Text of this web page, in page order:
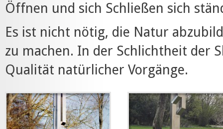
Öffnen und sich Schließen sich
Es ist nicht nötig, die Natur
zu machen. In der Schlichtheit der
Qualität natürlicher Vorgänge.